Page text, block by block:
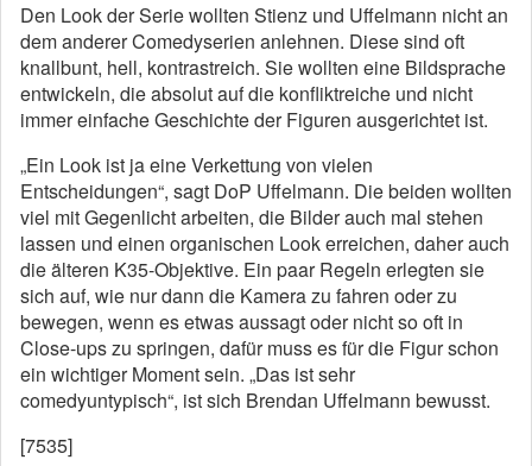
Den Look der Serie wollten Stienz und Uffelmann nicht an
dem anderer Comedyserien anlehnen. Diese sind oft
knallbunt, hell, kontrastreich. Sie wollten eine Bildsprache
entwickeln, die absolut auf die konfliktreiche und nicht
immer einfache Geschichte der Figuren ausgerichtet ist.
„Ein Look ist ja eine Verkettung von vielen
Entscheidungen“, sagt DoP Uffelmann. Die beiden wollten
viel mit Gegenlicht arbeiten, die Bilder auch mal stehen
lassen und einen organischen Look erreichen, daher auch
die älteren K35-Objektive. Ein paar Regeln erlegten sie
sich auf, wie nur dann die Kamera zu fahren oder zu
bewegen, wenn es etwas aussagt oder nicht so oft in
Close-ups zu springen, dafür muss es für die Figur schon
ein wichtiger Moment sein. „Das ist sehr
comedyuntypisch“, ist sich Brendan Uffelmann bewusst.
[7535]